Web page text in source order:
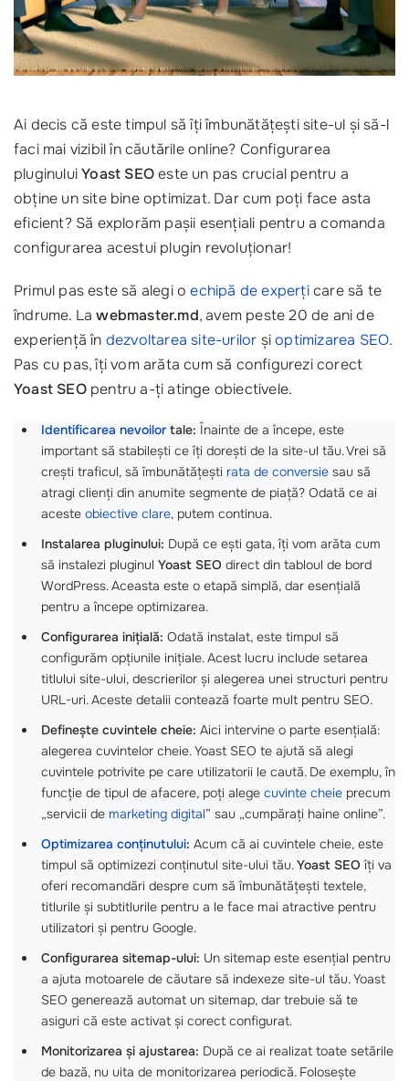
Ai decis că este timpul să îți îmbunătățești site-ul și să-l
faci mai vizibil în căutările online? Configurarea
pluginuluiYoast SEOeste un pas crucial pentru a
obține un site bine optimizat. Dar cum poți face asta
eficient? Să explorăm pașii esențiali pentru a comanda
configurarea acestui plugin revoluționar!
Primul pas este să alegi oechipă de experțicare să te
îndrume. Lawebmaster.md, avem peste 20 de ani de
experiență în dezvoltarea site-urilor șioptimizarea SEO.
Pas cu pas, îți vom arăta cum să configurezi corect
Yoast SEOpentru a-ți atinge obiectivele.
Identificarea nevoilortale: Înainte de a începe, este
important să stabilești ce îți dorești de la site-ul tău. Vrei să
crești traficul, să îmbunătățești rata de conversie sau să
atragi clienți din anumite segmente de piață? Odată ce ai
aceste obiective clare, putem continua.
Instalarea pluginului: După ce ești gata, îți vom arăta cum
să instalezi pluginul Yoast SEO direct din tabloul de bord
WordPress. Aceasta este o etapă simplă, dar esențială
pentru a începe optimizarea.
Configurarea inițială: Odată instalat, este timpul să
configurăm opțiunile inițiale. Acest lucru include setarea
titlului site-ului, descrierilor și alegerea unei structuri pentru
URL-uri. Aceste detalii contează foarte mult pentru SEO.
Definește cuvintele cheie: Aici intervine o parte esențială:
alegerea cuvintelor cheie. Yoast SEO te ajută să alegi
cuvintele potrivite pe care utilizatorii le caută. De exemplu, în
funcție de tipul de afacere, poți alege cuvinte cheie precum
„servicii de marketing digital” sau „cumpărați haine online”.
Optimizarea conținutului: Acum că ai cuvintele cheie, este
timpul să optimizezi conținutul site-ului tău.Yoast SEO îți va
oferi recomandări despre cum să îmbunătățești textele,
titlurile și subtitlurile pentru a le face mai atractive pentru
utilizatori și pentru Google.
Configurarea sitemap-ului: Un sitemap este esențial pentru
a ajuta motoarele de căutare să indexeze site-ul tău. Yoast
SEO generează automat un sitemap, dar trebuie să te
asiguri că este activat și corect configurat.
Monitorizarea și ajustarea: După ce ai realizat toate setările
de bază, nu uita de monitorizarea periodică. Folosește